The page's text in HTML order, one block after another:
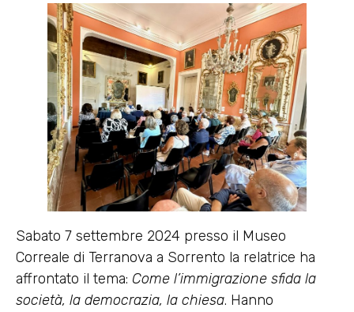
Sabato 7 settembre 2024 presso il Museo
Correale di Terranova a Sorrento la relatrice ha
affrontato il tema: Come l’immigrazione sfida la
società, la democrazia, la chiesa. Hanno